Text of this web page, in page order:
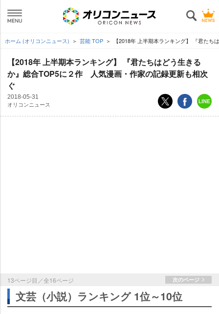
ホーム (オリコンニュース) 芸能 TOP 【2018年 上半期本ランキング】 『君た
【2018年 上半期本ランキング】 『君たちはどう生きる
か』総合TOP5に２作 人気漫画・作家の記録更新も相次
ぐ
2018-05-31
オリコンニュース
13ページ目／全16ページ 次のページ
文芸（小説）ランキング 1位～10位